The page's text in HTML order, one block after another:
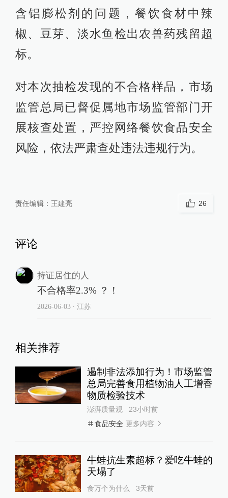
含铝膨松剂的问题，餐饮食材中辣
椒、豆芽、淡水鱼检出农兽药残留超
标。
对本次抽检发现的不合格样品，市场
监管总局已督促属地市场监管部门开
展核查处置，严控网络餐饮食品安全
风险，依法严肃查处违法违规行为。
责任编辑： 王建亮 26
评论
持证居住的人
不合格率2.3% ？！
2026-06-03∙ 江苏
相关推荐
遏制非法添加行为！市场监管
总局完善食用植物油人工增香
物质检验技术
澎湃质量观
23小时前
食品安全 更多内容
牛蛙抗生素超标？爱吃牛蛙的
天塌了
食万个为什么 3天前